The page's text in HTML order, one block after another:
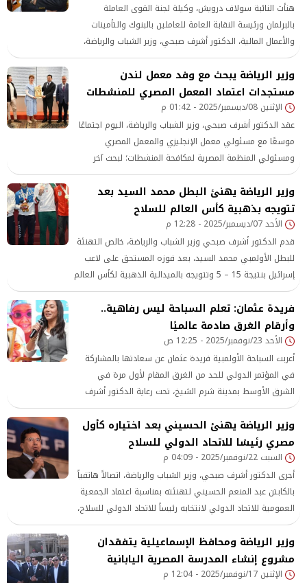
هنأت النائبة سولاف درويش، وكيلة لجنة القوى العاملة
بالبرلمان ورئيسة النقابة العامة للعاملين بالبنوك والتأمينات
والأعمال المالية، الدكتور أشرف صبحي، وزير الشباب والرياضة،
بمناسبة انتخاب مصر لرئاسة اللجنة
وزير الرياضة يبحث مع وفد معمل لندن
مستجدات اعتماد المعمل المصري للمنشطات
الإثنين 08/ديسمبر/2025 - 01:42 م
عقد الدكتور أشرف صبحي، وزير الشباب والرياضة، اليوم اجتماعًا
موسعًا مع مسئولي معمل الإنجليزي والمعمل المصري
ومسئولي المنظمة المصرية لمكافحة المنشطات؛ لبحث آخر
المستجدات المتعلقة بملف الاعتماد الدولي للمعمل المصري
لمكافحة المنشطات،
وزير الرياضة يهنئ البطل محمد السيد بعد
تتويجه بذهبية كأس العالم للسلاح
الأحد 07/ديسمبر/2025 - 12:28 م
قدم الدكتور أشرف صبحي وزير الشباب والرياضة، خالص التهنئة
للبطل الأولمبي محمد السيد، بعد فوزه المستحق على لاعب
إسرائيل بنتيجة 15 – 5 وتتويجه بالميدالية الذهبية لكأس العالم
لسلاح الإيبيه المقامة في كندا.
فريدة عثمان: تعلم السباحة ليس رفاهية..
وأرقام الغرق صادمة عالميًا
الأحد 23/نوفمبر/2025 - 12:25 ص
أعربت السباحة الأولمبية فريدة عثمان عن سعادتها بالمشاركة
في المؤتمر الدولي للحد من الغرق المقام لأول مرة في
الشرق الأوسط بمدينة شرم الشيخ، تحت رعاية الدكتور أشرف
صبحي وزير الشباب والرياضة، مؤكدة أن حضورها جاء بدافع
الإيمان بأهمية نشر ثقافة تعلم السباحة ورفع الوعي المجتمعي
بخطورة الغرق حول العالم.
وزير الرياضة يهنئ الحسيني بعد اختياره كأول
مصري رئيسًا للاتحاد الدولي للسلاح
السبت 22/نوفمبر/2025 - 04:09 م
أجرى الدكتور أشرف صبحي، وزير الشباب والرياضة، اتصالاً هاتفياً
بالكابتن عبد المنعم الحسيني لتهنئته بمناسبة اعتماد الجمعية
العمومية للاتحاد الدولي لانتخابه رئيساً للاتحاد الدولي للسلاح،
مؤكداً أن هذا الفوز التاريخي يمثل خطوة غير مسبوقة في
مسيرة الرياضة المصرية، ويعكس الثقة الكبيرة التي يحظى بها
الكفاءات
وزير الرياضة ومحافظ الإسماعيلية يتفقدان
مشروع إنشاء المدرسة المصرية اليابانية
الإثنين 17/نوفمبر/2025 - 12:04 م